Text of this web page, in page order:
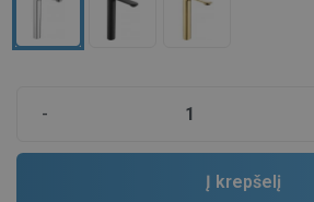
-
Į krepšelį